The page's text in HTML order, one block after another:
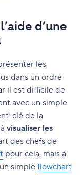
d’une
les
dans un ordre
il est difficile de
avec un simple
clé de la
visualiser les
des chefs de
pour cela, mais à
simple flowchart